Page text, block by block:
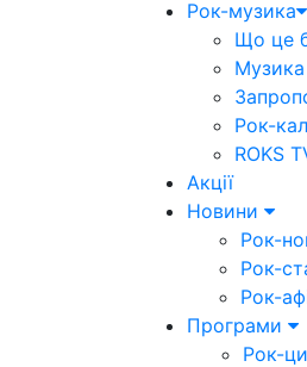
Рок-музика
Що це
Музика
Рок-
ROKS
Акції
Новини
Рок-
Рок-
Рок-
Програми
Рок-